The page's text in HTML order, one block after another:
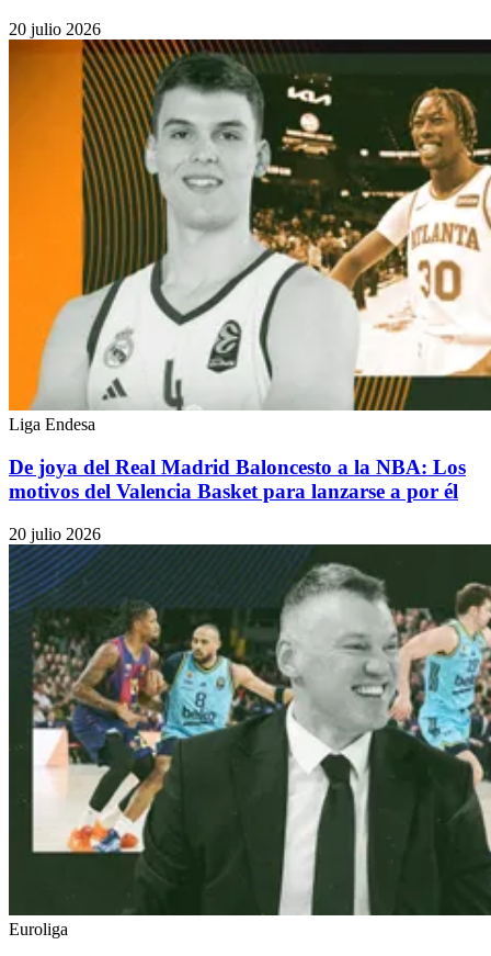
20 julio 2026
Liga Endesa
De joya del Real Madrid Baloncesto a la NBA: Los
motivos del Valencia Basket para lanzarse a por él
20 julio 2026
Euroliga